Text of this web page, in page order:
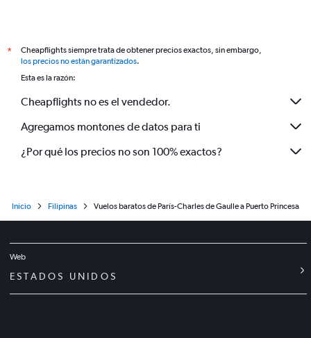
*
Cheapflights siempre trata de obtener precios exactos, sin embargo,
los precios no están garantizados.
Esta es la razón:
Cheapflights no es el vendedor.
Agregamos montones de datos para ti
¿Por qué los precios no son 100% exactos?
Inicio Filipinas Vuelos baratos de París-Charles de Gaulle a Puerto Princesa
Web
ESTADOS UNIDOS